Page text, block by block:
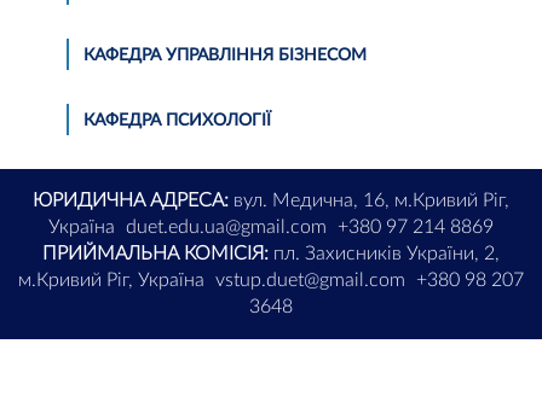
КАФЕДРА УПРАВЛІННЯ БІЗНЕСОМ
КАФЕДРА ПСИХОЛОГІЇ
ЮРИДИЧНА АДРЕСА: вул. Медична, 16, м.Кривий Ріг,
Україна
duet.edu.ua@gmail.com
+380 97 214 8869
ПРИЙМАЛЬНА КОМІСІЯ: пл. Захисників України, 2,
м.Кривий Ріг, Україна
vstup.duet@gmail.com
+380 98 207
3648